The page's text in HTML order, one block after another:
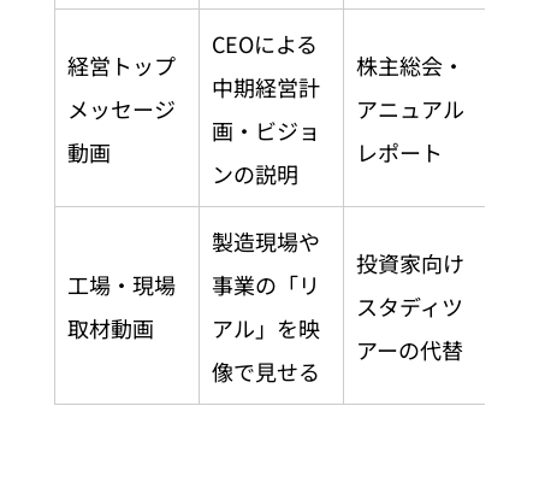
経営トップ
メッセージ
動画
CEOによる
中期経営計
画・ビジョ
ンの説明
株主総会・
アニュアル
レポート
工場・現場
取材動画
製造現場や
事業の「リ
アル」を映
像で見せる
投資家向け
スタディツ
アーの代替